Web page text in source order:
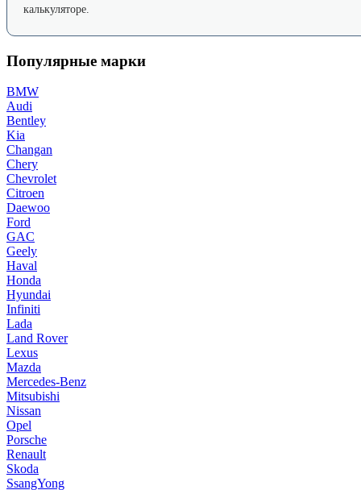
калькуляторе.
Популярные марки
BMW
Audi
Bentley
Kia
Changan
Chery
Chevrolet
Citroen
Daewoo
Ford
GAC
Geely
Haval
Honda
Hyundai
Infiniti
Lada
Land Rover
Lexus
Mazda
Mercedes-Benz
Mitsubishi
Nissan
Opel
Porsche
Renault
Skoda
SsangYong